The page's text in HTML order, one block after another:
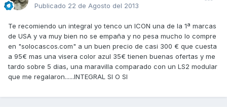
Publicado 22 de Agosto del 2013
Te recomiendo un integral yo tenco un ICON una de la 1ª marcas
de USA y va muy bien no se empaña y no pesa mucho lo compre
en "solocascos.com" a un buen precio de casi 300 € que cuesta
a 95€ mas una visera color azul 35€ tienen buenas ofertas y me
tardo sobre 5 dias, una maravilla comparado con un LS2 modular
que me regalaron......INTEGRAL SI O SI